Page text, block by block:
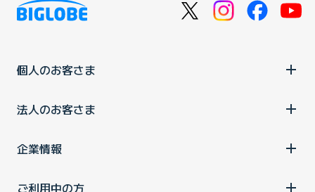
個人のお客さま
法人のお客さま
企業情報
ご利用中の方